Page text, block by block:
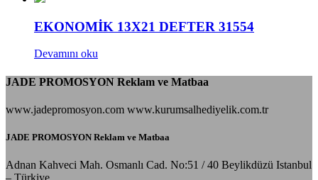
EKONOMİK 13X21 DEFTER 31554
Devamını oku
JADE PROMOSYON Reklam ve Matbaa
www.jadepromosyon.com www.kurumsalhediyelik.com.tr
JADE PROMOSYON Reklam ve Matbaa
Adnan Kahveci Mah. Osmanlı Cad. No:51 / 40 Beylikdüzü Istanbul